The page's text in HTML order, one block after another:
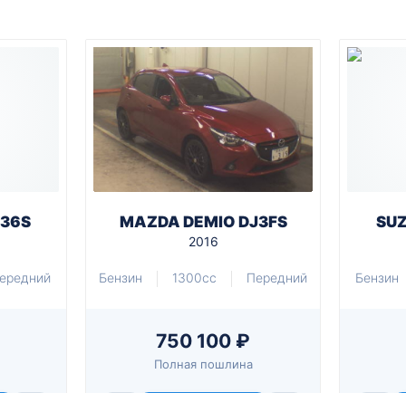
MAZDA DEMIO DJ3FS
2016
Бензин 1300cc Передний
750 100 ₽
Полная пошлина
Бензин